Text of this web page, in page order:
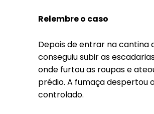
Relembre o caso
Depois de entrar na cantina
conseguiu subir as
onde furtou as roupas e
prédio. A fumaça despertou
controlado.